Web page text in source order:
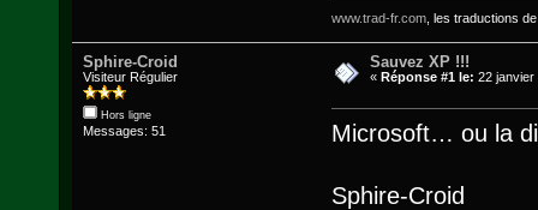
www.trad-fr.com, les traductions
Sphire-Croid
Visiteur Régulier
Hors ligne
Messages: 51
Sauvez XP !!!
«Réponse #1 le: 22 janvier
Microsoft… ou la
Sphire-Croid